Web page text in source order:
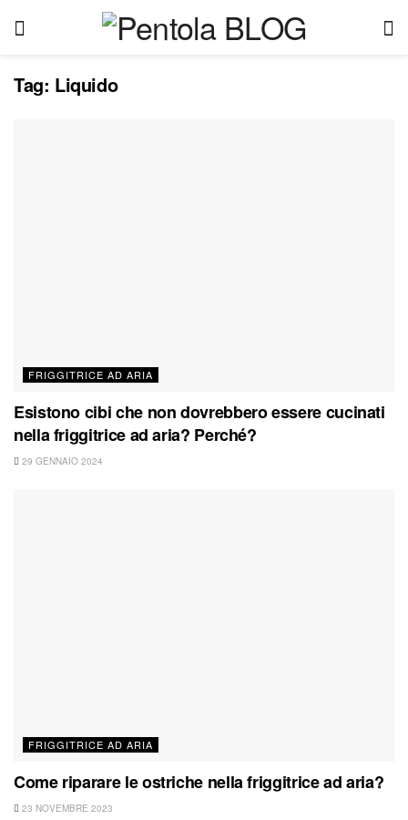
Tag: Liquido
FRIGGITRICE AD ARIA
Esistono cibi che non dovrebbero essere cucinati
nella friggitrice ad aria? Perché?
29 GENNAIO 2024
FRIGGITRICE AD ARIA
Come riparare le ostriche nella friggitrice ad aria?
23 NOVEMBRE 2023